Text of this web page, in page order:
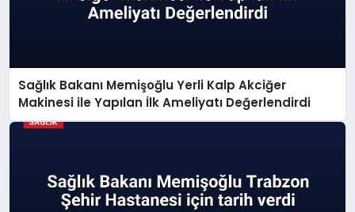
Sağlık Bakanı Memişoğlu Yerli Kalp Akciğer
Makinesi ile Yapılan İlk Ameliyatı Değerlendirdi